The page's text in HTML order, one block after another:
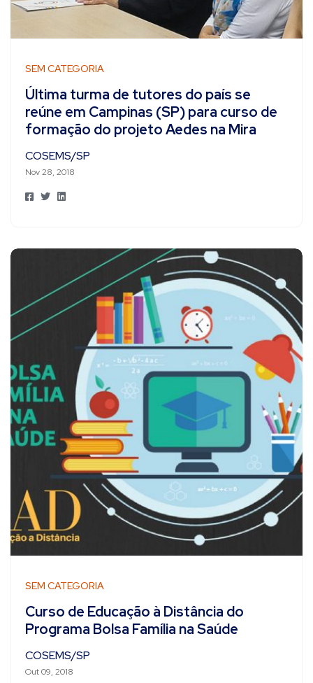
SEM CATEGORIA
Última turma de tutores do país se
reúne em Campinas (SP) para curso de
formação do projeto Aedes na Mira
COSEMS/SP
Nov 28, 2018
SEM CATEGORIA
Curso de Educação à Distância do
Programa Bolsa Família na Saúde
COSEMS/SP
Out 09, 2018